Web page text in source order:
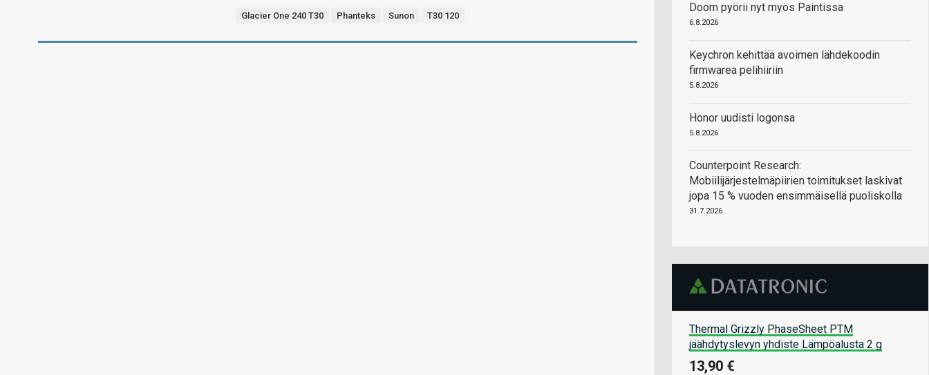
Glacier One 240 T30 Phanteks Sunon T30 120
Doom pyörii nyt myös Paintissa
6.8.2026
Keychron kehittää avoimen lähdekoodin
firmwarea pelihiiriin
5.8.2026
Honor uudisti logonsa
5.8.2026
Counterpoint Research:
Mobiilijärjestelmäpiirien toimitukset laskivat
jopa 15 % vuoden ensimmäisellä puoliskolla
31.7.2026
Thermal Grizzly PhaseSheet PTM
jäähdytyslevyn yhdiste Lämpöalusta 2 g
13,90 €